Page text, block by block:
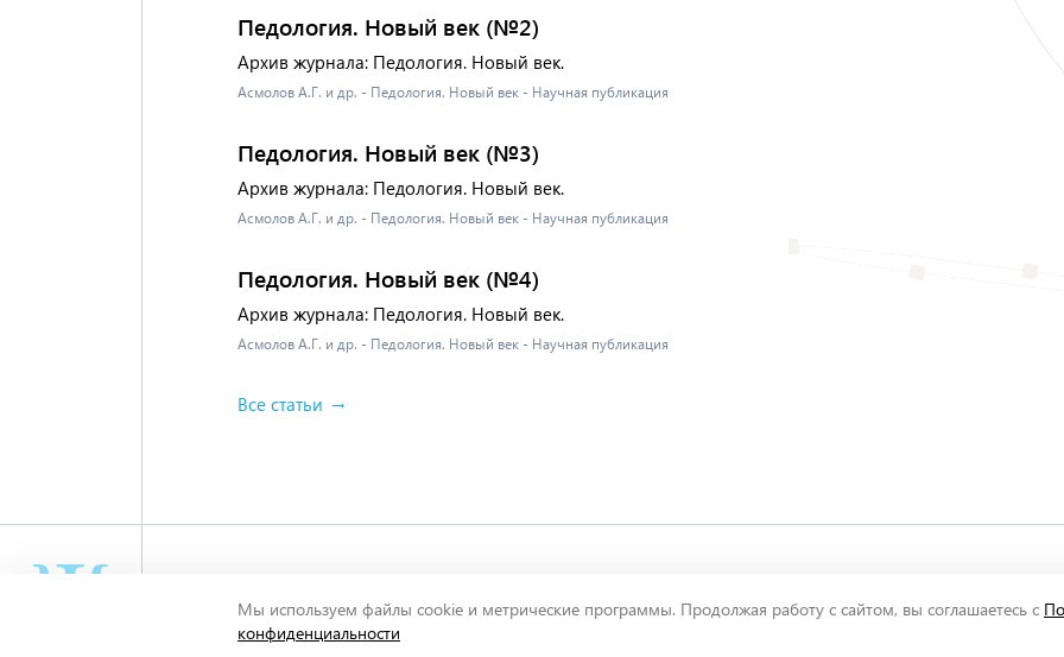
Педология. Новый век (№2)
Архив журнала: Педология. Новый век.
Асмолов А.Г. и др. - Педология. Новый век - Научная публикация
Педология. Новый век (№3)
Архив журнала: Педология. Новый век.
Асмолов А.Г. и др. - Педология. Новый век - Научная публикация
Педология. Новый век (№4)
Архив журнала: Педология. Новый век.
Асмолов А.Г. и др. - Педология. Новый век - Научная публикация
Все статьи
© 2011 - 2026.Александр Асмолов. Все права защищены.О проекте
Мы используем файлы cookie и метрические программы. Продолжая работу с сайтом, вы соглашаетесь с
конфиденциальности